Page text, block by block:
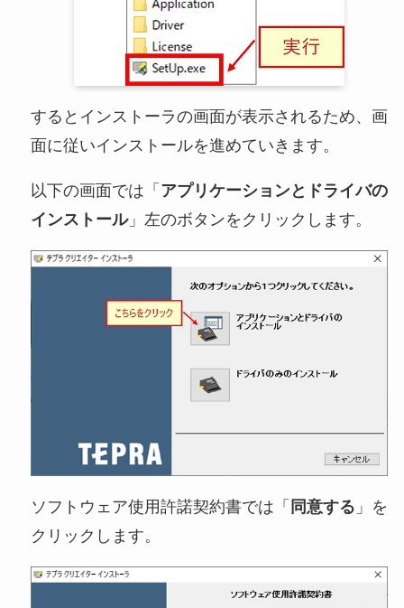
するとインストーラの画面が表示されるため、画
面に従いインストールを進めていきます。
以下の画面では「 アプリケーションとドライバの
インストール」左のボタンをクリックします。
ソフトウェア使用許諾契約書では「 同意する 」を
クリックします。